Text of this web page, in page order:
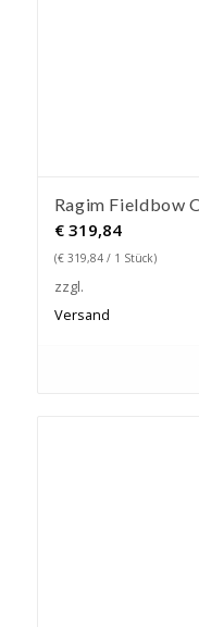
Ragim Fieldbow
€319,84
(€319,84/ 1 Stück)
zzgl.
Versand